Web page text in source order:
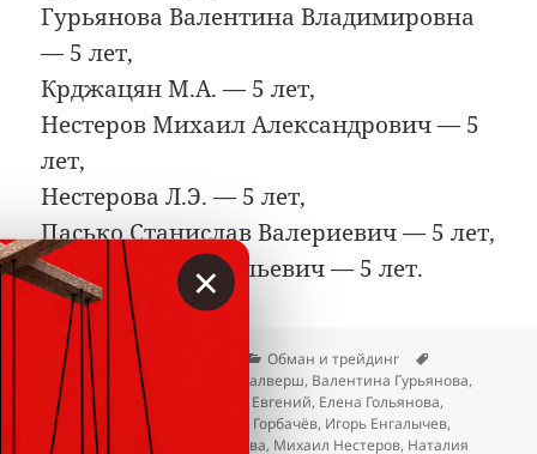
Гурьянова Валентина Владимировна
— 5 лет,
Крджацян М.А. — 5 лет,
Нестеров Михаил Александрович — 5
лет,
Нестерова Л.Э. — 5 лет,
Пасько Станислав Валериевич — 5 лет,
Силаев Олег Васильевич — 5 лет.
Опубликовано
23.04.2026 Рубрики
Обман и трейдинг
Альбина Румянцева
Арнис Калверш, Валентина Гурьянова,
Данил Фридман Клюшенков
Евгений, Елена Гольянова,
Жамшидбек Ташбеков
Игорь Горбачёв, Игорь Енгалычев,
Крджацян М.А. , Майя Ахмедова, Михаил Нестеров, Наталия
×